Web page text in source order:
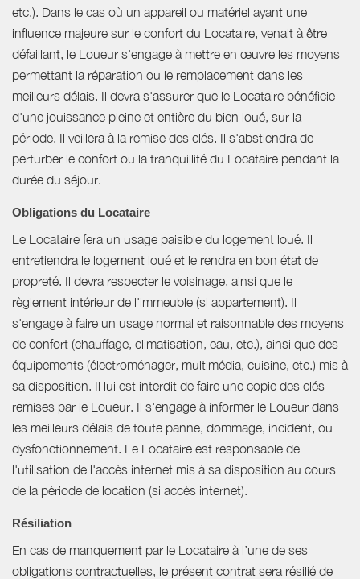
etc.). Dans le cas où un appareil ou matériel ayant une
influence majeure sur le confort du Locataire, venait à être
défaillant, le Loueur s'engage à mettre en œuvre les moyens
permettant la réparation ou le remplacement dans les
meilleurs délais. Il devra s'assurer que le Locataire bénéficie
d'une jouissance pleine et entière du bien loué, sur la
période. Il veillera à la remise des clés. Il s'abstiendra de
perturber le confort ou la tranquillité du Locataire pendant la
durée du séjour.
Obligations du Locataire
Le Locataire fera un usage paisible du logement loué. Il
entretiendra le logement loué et le rendra en bon état de
propreté. Il devra respecter le voisinage, ainsi que le
règlement intérieur de l'immeuble (si appartement). Il
s'engage à faire un usage normal et raisonnable des moyens
de confort (chauffage, climatisation, eau, etc.), ainsi que des
équipements (électroménager, multimédia, cuisine, etc.) mis à
sa disposition. Il lui est interdit de faire une copie des clés
remises par le Loueur. Il s'engage à informer le Loueur dans
les meilleurs délais de toute panne, dommage, incident, ou
dysfonctionnement. Le Locataire est responsable de
l'utilisation de l'accès internet mis à sa disposition au cours
de la période de location (si accès internet).
Résiliation
En cas de manquement par le Locataire à l’une de ses
obligations contractuelles, le présent contrat sera résilié de